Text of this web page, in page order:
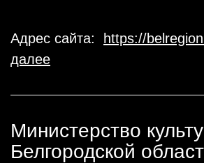
Адрес сайта: https://
далее
Министерство
Белгородской